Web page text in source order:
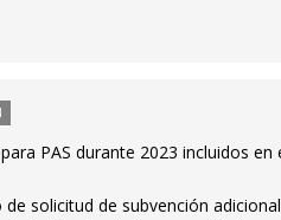
PAS durante 2023 incluidos
de solicitud de subvención